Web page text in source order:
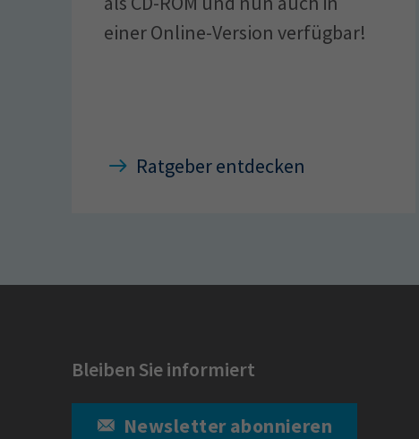
einer Online-Version verfügbar!
Ratgeber entdecken
Bleiben Sie informiert
Newsletter abonnieren